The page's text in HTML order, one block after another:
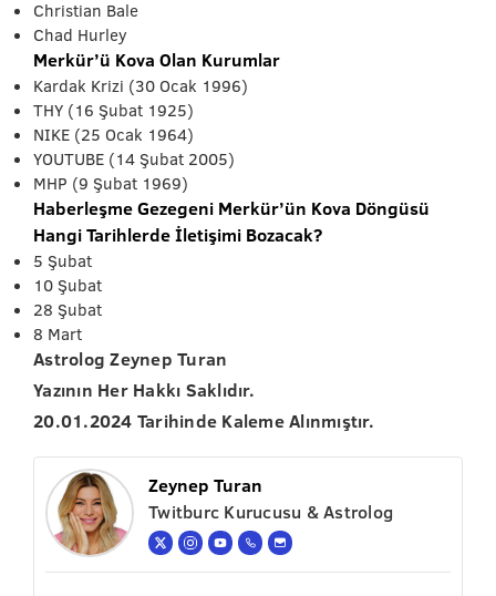
Christian Bale
Chad Hurley
Merkür’ü Kova Olan Kurumlar
Kardak Krizi (30 Ocak 1996)
THY (16 Şubat 1925)
NIKE (25 Ocak 1964)
YOUTUBE (14 Şubat 2005)
MHP (9 Şubat 1969)
Haberleşme Gezegeni Merkür’ün Kova Döngüsü
Hangi Tarihlerde İletişimi Bozacak?
5 Şubat
10 Şubat
28 Şubat
8 Mart
Astrolog Zeynep Turan
Yazının Her Hakkı Saklıdır.
20.01.2024 Tarihinde Kaleme Alınmıştır.
Zeynep Turan
Twitburc Kurucusu & Astrolog